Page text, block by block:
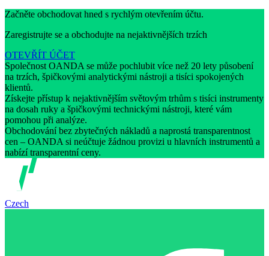
Začněte obchodovat hned s rychlým otevřením účtu.
Zaregistrujte se a obchodujte na nejaktivnějších trzích
OTEVŘÍT ÚČET
Společnost OANDA se může pochlubit více než 20 lety působení
na trzích, špičkovými analytickými nástroji a tisíci spokojených
klientů.
Získejte přístup k nejaktivnějším světovým trhům s tisíci instrumenty
na dosah ruky a špičkovými technickými nástroji, které vám
pomohou při analýze.
Obchodování bez zbytečných nákladů a naprostá transparentnost
cen – OANDA si neúčtuje žádnou provizi u hlavních instrumentů a
nabízí transparentní ceny.
Czech